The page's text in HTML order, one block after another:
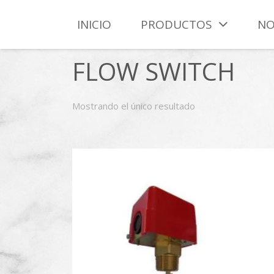
INICIO PRODUCTOS
FLOW SWITCH
Mostrando el único resultado